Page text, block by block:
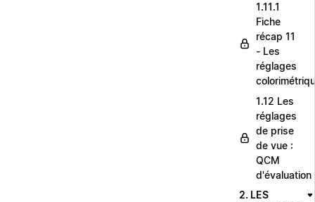
1.11.1
Fiche
récap 11
- Les
réglages
1.12 Les
réglages
de prise
de vue :
QCM
d'évaluation
2. LES